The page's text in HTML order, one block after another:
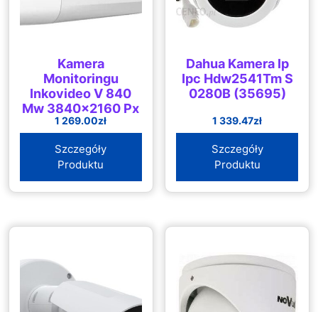
Kamera
Monitoringu
Inkovideo V 840
Mw 3840×2160 Px
108 ° Lan
1 269.00zł
Szczegóły
Produktu
Dahua Kamera Ip
Ipc Hdw2541Tm S
0280B (35695)
1 339.47zł
Szczegóły
Produktu